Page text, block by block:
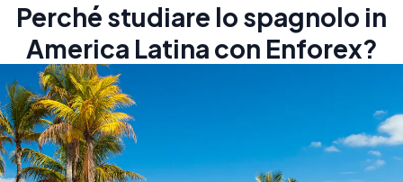
Perché studiare lo spagnolo in
America Latina con Enforex?